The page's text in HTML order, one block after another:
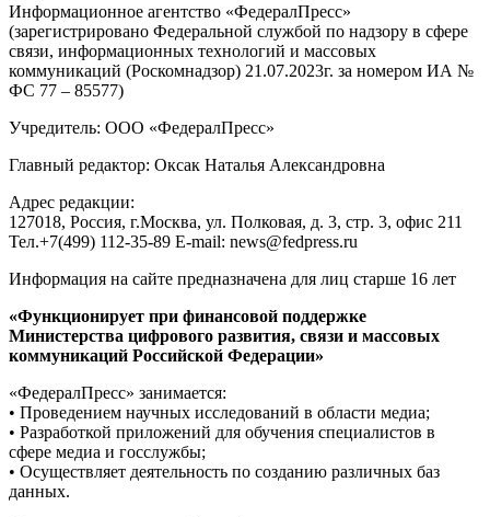
Информационное агентство «ФедералПресс»
(зарегистрировано Федеральной службой по надзору в сфере
связи, информационных технологий и массовых
коммуникаций (Роскомнадзор) 21.07.2023г. за номером ИА №
ФС 77 – 85577)
Учредитель: ООО «ФедералПресс»
Главный редактор: Оксак Наталья Александровна
Адрес редакции:
127018, Россия, г.Москва, ул. Полковая, д. 3, стр. 3, офис 211
Тел.+7(499) 112-35-89 E-mail: news@fedpress.ru
Информация на сайте предназначена для лиц старше 16 лет
«Функционирует при финансовой поддержке
Министерства цифрового развития, связи и массовых
коммуникаций Российской Федерации»
«ФедералПресс» занимается:
• Проведением научных исследований в области медиа;
• Разработкой приложений для обучения специалистов в
сфере медиа и госслужбы;
• Осуществляет деятельность по созданию различных баз
данных.